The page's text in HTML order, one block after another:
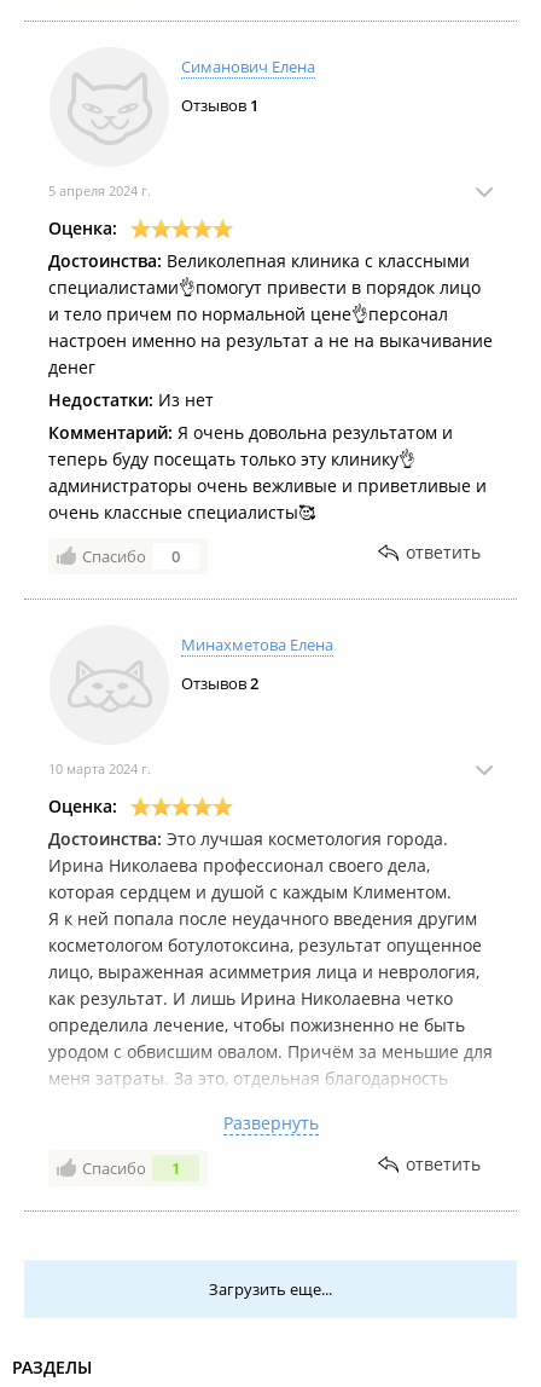
налюбоваться своей кожей. Казалось бы, прошло
так мало времени, а кожа уже идеал для меня. Если
вдруг кто-то сомневается и боится побочных
действий, то ни в коем случае не сомневайтесь.
Александровна будет следить за всеми
показателями и не даст случится ничему плохому!
Симанович Елена
Отзывов 1
5 апреля 2024 г.
Оценка:
Достоинства: Великолепная клиника с классными
специалистами👌помогут привести в порядок лицо
и тело причем по нормальной цене👌персонал
настроен именно на результат а не на выкачивание
денег
Недостатки: Из нет
Комментарий: Я очень довольна результатом и
теперь буду посещать только эту клинику👌
администраторы очень вежливые и приветливые и
очень классные специалисты🥰
Спасибо 0 ответить
Минахметова Елена
Отзывов2
10 марта 2024 г.
Оценка:
Достоинства: Это лучшая косметология города.
Ирина Николаева профессионал своего дела,
которая сердцем и душой с каждым Климентом.
Я к ней попала после неудачного введения другим
косметологом ботулотоксина, результат опущенное
лицо, выраженная асимметрия лица и неврология,
как результат. И лишь Ирина Николаевна четко
определила лечение, чтобы пожизненно не быть
уродом с обвисшим овалом. Причём за меньшие для
меня затраты. За это, отдельная благодарность
косметолог, которого я могу с чистой совестью
рекомендовать.
Ещё в клинике очень люблю косметолога Чернец
Кристину Валерьевну, корой спокойно доверюсь,
где работают профессионалы своего дела.
Развернуть
Спасибо 1 ответить
Загрузить еще...
РАЗДЕЛЫ